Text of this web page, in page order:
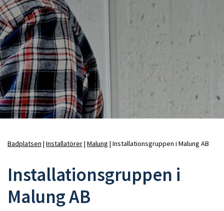
Badplatsen Installatörer Malung Installationsgruppen i Malung AB
Installationsgruppen i
Malung AB